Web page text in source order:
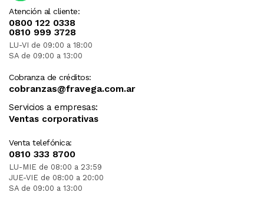
Atención al cliente:
0800 122 0338
0810 999 3728
LU-VI de 09:00 a 18:00
SA de 09:00 a 13:00
Cobranza de créditos:
cobranzas@fravega.com.ar
Servicios a empresas:
Ventas corporativas
Venta telefónica:
0810 333 8700
LU-MIE de 08:00 a 23:59
JUE-VIE de 08:00 a 20:00
SA de 09:00 a 13:00